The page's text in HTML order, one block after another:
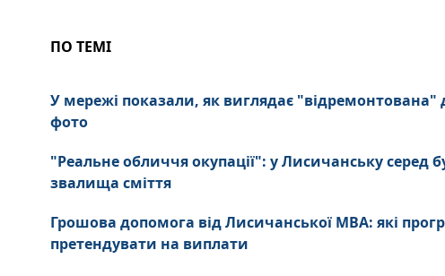
ПО ТЕМІ
У мережі показали, як виглядає "відремонтована"
фото
"Реальне обличчя окупації": у Лисичанську серед
звалища сміття
Грошова допомога від Лисичанської МВА: які
претендувати на виплати